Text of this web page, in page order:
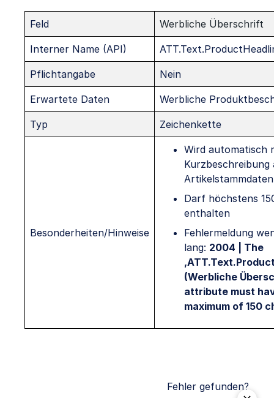
Feld Werbliche Überschrift
Interner Name (API)
Pflichtangabe Nein
Erwartete Daten Werbliche
Typ Zeichenkette
Besonderheiten/Hinweise
Wird automatisch
Kurzbeschreibung
Darf höchstens
enthalten
Fehlermeldung
lang: 2004 | The
(Werbliche
attribute must
maximum of 150
Fehler gefunden?